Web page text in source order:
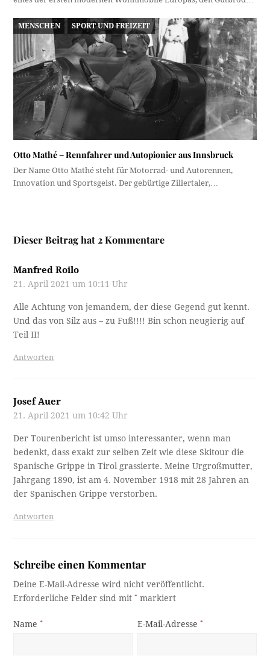
MENSCHEN SPORT UND FREIZEIT
Otto Mathé – Rennfahrer und Autopionier aus Innsbruck
Der Name Otto Mathé steht für Motorrad- und Autorennen,
Innovation und Sportsgeist. Der gebürtige Zillertaler,…
Dieser Beitrag hat 2 Kommentare
Manfred Roilo
21. April 2021 um 10:11 Uhr
Alle Achtung von jemandem, der diese Gegend gut kennt.
Und das von Silz aus – zu Fuß!!!! Bin schon neugierig auf
Teil II!
Antworten
Josef Auer
21. April 2021 um 10:42 Uhr
Der Tourenbericht ist umso interessanter, wenn man
bedenkt, dass exakt zur selben Zeit wie diese Skitour die
Spanische Grippe in Tirol grassierte. Meine Urgroßmutter,
Jahrgang 1890, ist am 4. November 1918 mit 28 Jahren an
der Spanischen Grippe verstorben.
Antworten
Schreibe einen Kommentar
Deine E-Mail-Adresse wird nicht veröffentlicht.
Erforderliche Felder sind mit* markiert
Name* E-Mail-Adresse*